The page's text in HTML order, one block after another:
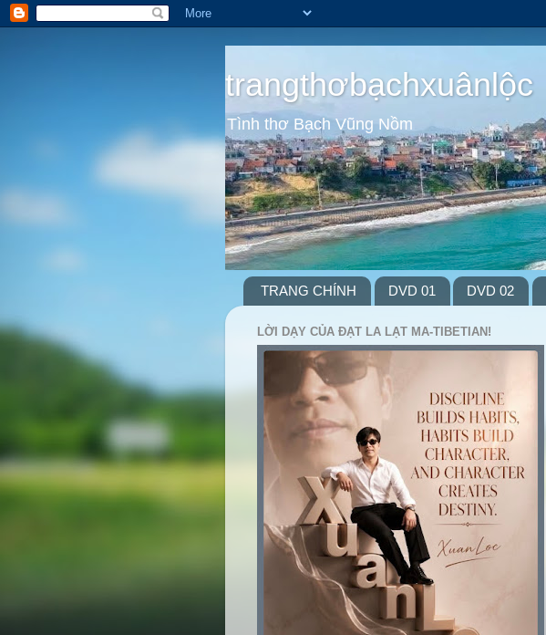
trangthơbạchxuânlộc
Tình thơ Bạch Vũng Nồm
TRANG CHÍNH DVD 01 DVD 02
LỜI DẠY CỦA ĐẠT LA LẠT MA-TIBETIAN!